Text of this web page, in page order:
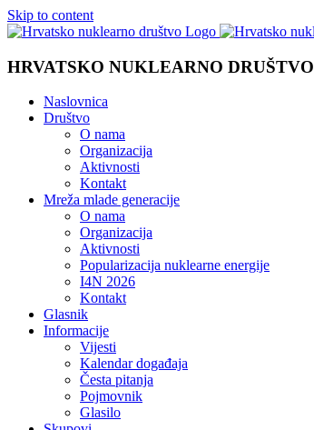
Skip to content
HRVATSKO NUKLEARNO DRUŠTVO
Naslovnica
Društvo
O nama
Organizacija
Aktivnosti
Kontakt
Mreža mlade generacije
O nama
Organizacija
Aktivnosti
Popularizacija nuklearne energije
I4N 2026
Kontakt
Glasnik
Informacije
Vijesti
Kalendar događaja
Česta pitanja
Pojmovnik
Glasilo